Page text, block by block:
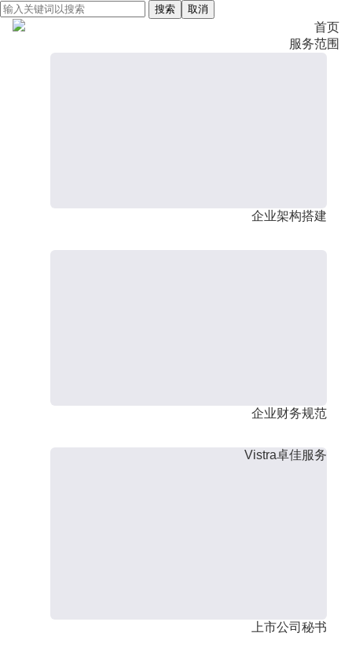
搜索 取消
首页
服务范围
企业架构搭建
企业财务规范
Vistra卓佳服务
上市公司秘书